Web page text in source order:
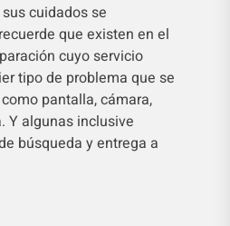
cuidados se
que existen en el
cuyo servicio
tipo de problema que se
pantalla, cámara,
Y algunas inclusive
búsqueda y entrega a